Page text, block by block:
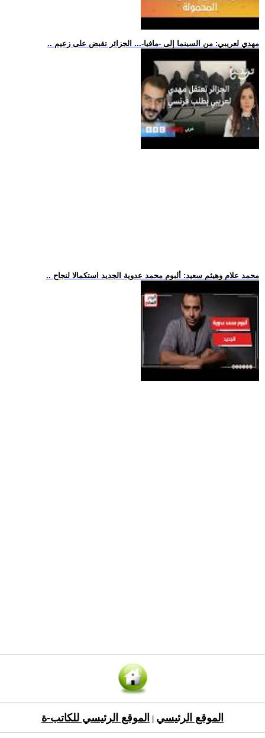
.. مهدي لعريبي: من السينما إلى -مافيا-... الجزائر تقبض على زعيم
.. محمد علام وهيثم سعيد: ألبوم محمد عدوية الجديد استكمالا لنجاح
الموقع الرئيسي الموقع الرئيسي للكاتب-ة